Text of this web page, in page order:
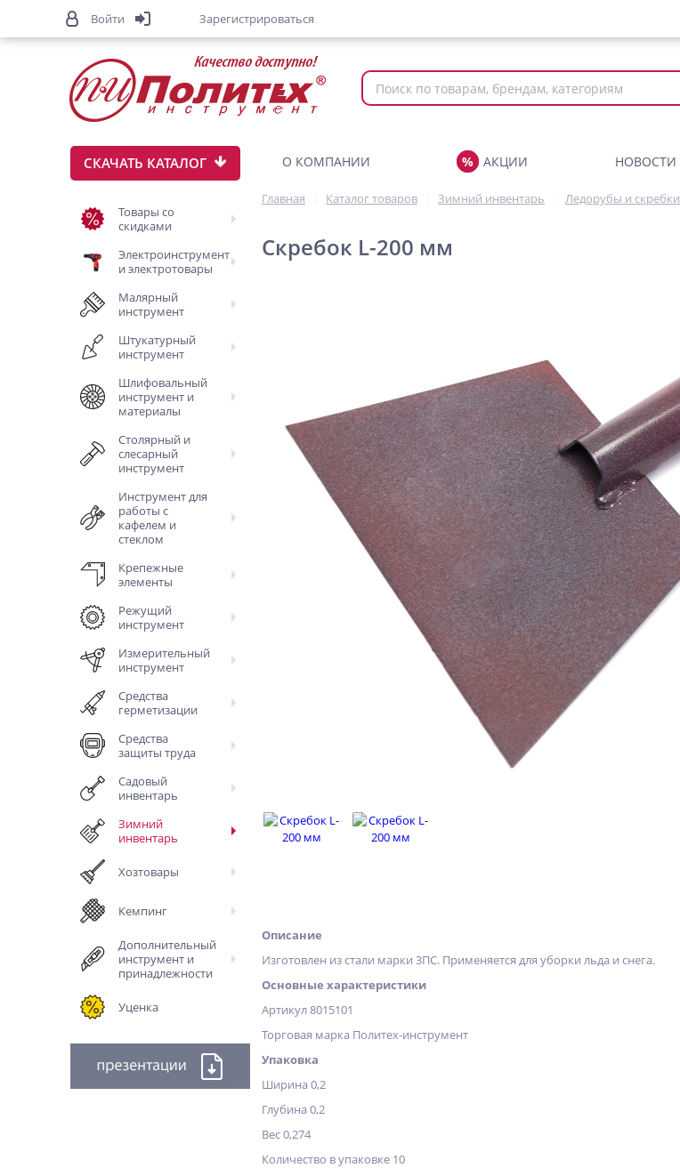
СКАЧАТЬ КАТАЛОГ
Товары со
скидками
Электроинструмент
и электротовары
Малярный
инструмент
Штукатурный
инструмент
Шлифовальный
инструмент и
материалы
Столярный и
слесарный
инструмент
Инструмент для
работы с
кафелем и
стеклом
Крепежные
элементы
Режущий
инструмент
Измерительный
инструмент
Средства
герметизации
Средства
защиты труда
Садовый
инвентарь
Зимний
инвентарь
Хозтовары
Кемпинг
Дополнительный
инструмент и
принадлежности
Уценка
О КОМПАНИИ АКЦИИ НОВОСТИ
Главная Каталог товаров Зимний инвентарь Ледорубы и скребки
Скребок L-200 мм
Описание
Изготовлен из стали марки 3ПС. Применяется для уборки льда и снега.
Основные характеристики
Артикул 8015101
Торговая марка Политех-инструмент
Упаковка
Ширина 0,2
Глубина 0,2
Вес 0,274
Количество в упаковке 10
Войти Зарегистрироваться